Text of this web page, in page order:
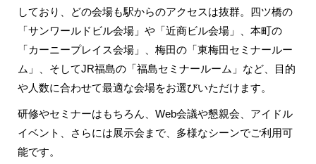
しており、どの会場も駅からのアクセスは抜群。四ツ橋の
「サンワールドビル会場」や 「近商ビル会場」
、本町の
「カーニープレイス会場」
、梅田の 「東梅田セミナールー
ム」
、そしてJR福島の 「福島セミナールーム」など、目的
や人数に合わせて最適な会場をお選びいただけます。
研修やセミナーはもちろん、Web会議や懇親会、アイドル
イベント、さらには展示会まで、多様なシーンでご利用可
能です。